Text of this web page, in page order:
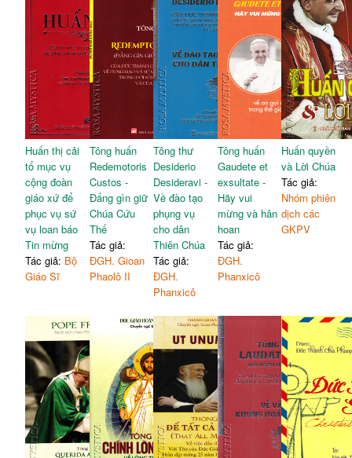
Huấn thị cải
tổ mục vụ
cộng đoàn
giáo xứ để
phục vụ sứ
vụ loan báo
Tin mừng
Tác giả: Bộ
Giáo Sĩ
Tông huấn
Redemotoris
Custos -
Đấng gìn giữ
Chúa Cứu
Thế
Tác giả:
ĐGH. Gioan
Phaolô II
Tông thư
Desiderio
Desideravi -
Về đào tạo
phụng vụ
cho dân
Thiên Chúa
Tác giả:
ĐGH.
Phanxicô
Tông huấn
Gaudete et
exsultate -
Hãy vui
mừng và hân
hoan
Tác giả:
ĐGH.
Phanxicô
Huấn quyền
và Lời Chúa
Tác giả:
Nhóm phiên
dịch các
GKPV